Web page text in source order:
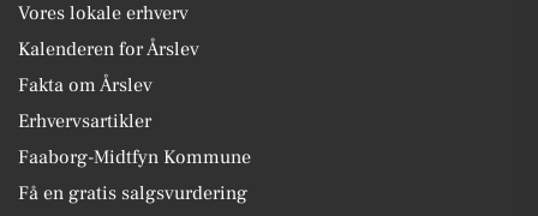
Vores lokale erhverv
Kalenderen for Årslev
Fakta om Årslev
Erhvervsartikler
Faaborg-Midtfyn Kommune
Få en gratis salgsvurdering